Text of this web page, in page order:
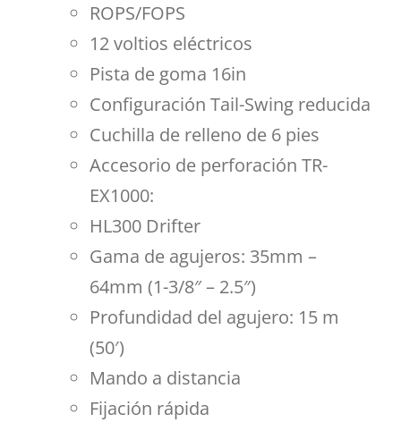
ROPS/FOPS
12 voltios eléctricos
Pista de goma 16in
Configuración Tail-Swing reducida
Cuchilla de relleno de 6 pies
Accesorio de perforación TR-
EX1000:
HL300 Drifter
Gama de agujeros: 35mm –
64mm (1-3/8″ – 2.5″)
Profundidad del agujero: 15 m
(50′)
Mando a distancia
Fijación rápida